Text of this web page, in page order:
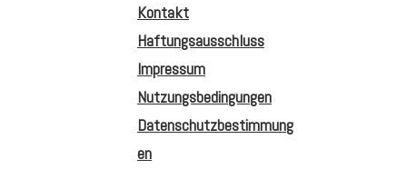
Kontakt
Haftungsausschluss
Impressum
Nutzungsbedingungen
Datenschutzbestimmung
en